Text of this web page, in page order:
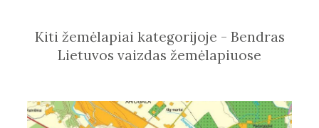
Kiti žemėlapiai kategorijoje - Bendras
Lietuvos vaizdas žemėlapiuose